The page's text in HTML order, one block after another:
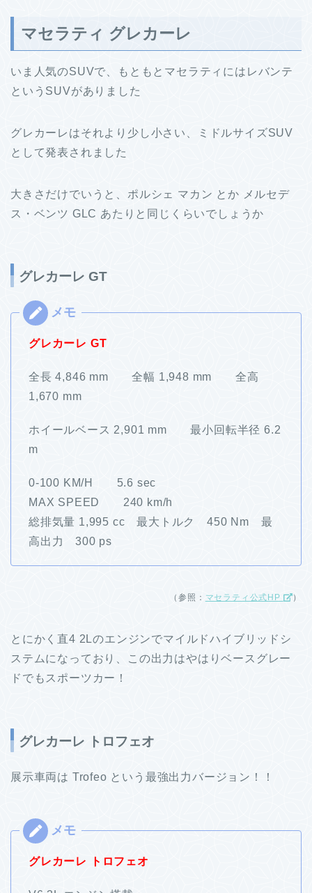
マセラティ グレカーレ
いま人気のSUVで、もともとマセラティにはレバンテ
というSUVがありました
グレカーレはそれより少し小さい、ミドルサイズSUV
として発表されました
大きさだけでいうと、ポルシェ マカン とか メルセデ
ス・ベンツ GLC あたりと同じくらいでしょうか
グレカーレ GT
グレカーレ GT
全長 4,846 mm 全幅 1,948 mm 全高
1,670 mm
ホイールベース 2,901 mm 最小回転半径 6.2
m
0-100 KM/H 5.6 sec
MAX SPEED 240 km/h
総排気量 1,995 cc 最大トルク 450 Nm 最
高出力 300 ps
（参照： マセラティ公式HP ）
とにかく直4 2Lのエンジンでマイルドハイブリッドシ
ステムになっており、この出力はやはりベースグレー
ドでもスポーツカー！
グレカーレ トロフェオ
展示車両は Trofeo という最強出力バージョン！！
グレカーレ トロフェオ